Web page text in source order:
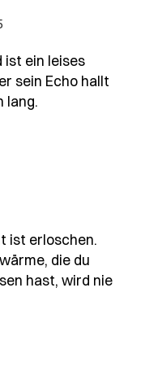
ist ein leises
sein Echo hallt
lang. - Spruch
ist erloschen.
die du
hast, wird nie
dein-licht-ist-